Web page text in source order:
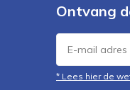
Ontvang
* Lees hier de